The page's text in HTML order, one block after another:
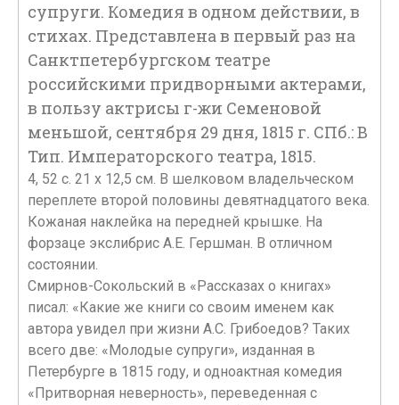
супруги. Комедия в одном действии, в
стихах. Представлена в первый раз на
Санктпетербургском театре
российскими придворными актерами,
в пользу актрисы г-жи Семеновой
меньшой, сентября 29 дня, 1815 г. СПб.: В
Тип. Императорского театра, 1815.
4, 52 с. 21 x 12,5 см. В шелковом владельческом
переплете второй половины девятнадцатого века.
Кожаная наклейка на передней крышке. На
форзаце экслибрис А.Е. Гершман. В отличном
состоянии.
Смирнов-Сокольский в «Рассказах о книгах»
писал: «Какие же книги со своим именем как
автора увидел при жизни А.С. Грибоедов? Таких
всего две: «Молодые супруги», изданная в
Петербурге в 1815 году, и одноактная комедия
«Притворная неверность», переведенная с